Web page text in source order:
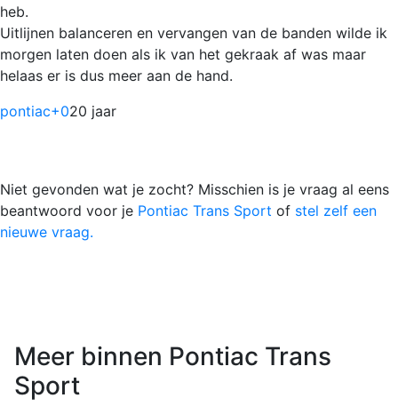
heb.
Uitlijnen balanceren en vervangen van de banden wilde ik
morgen laten doen als ik van het gekraak af was maar
helaas er is dus meer aan de hand.
pontiac+020 jaar
Niet gevonden wat je zocht? Misschien is je vraag al eens
beantwoord voor je Pontiac Trans Sport of stel zelf een
nieuwe vraag.
Meer binnen Pontiac Trans
Sport